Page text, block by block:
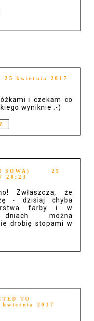
25 kwietnia 2017
i czekam co
wyniknie ;-)
SOWA)
25
20:23
Zwłaszcza, że
- dzisiaj chyba
farby i w
dniach można
drobię stopami w
TO
kwietnia 2017